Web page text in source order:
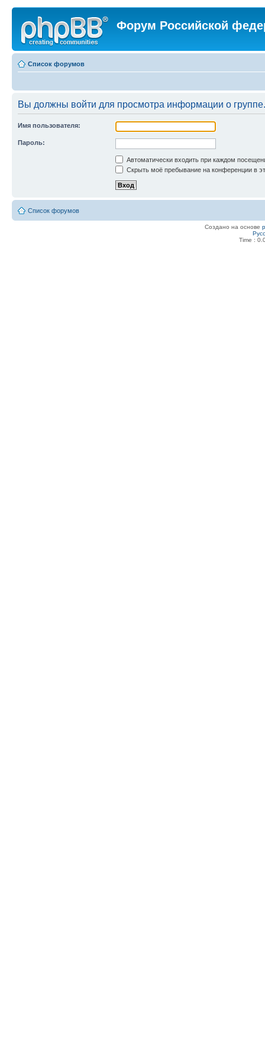
Форум Российской
Список форумов
Вы должны войти для просмотра информации о группе.
Имя пользователя:
Пароль:
Автоматически входить при каждом
Скрыть моё пребывание на конференции в
Список форумов
Создано на основе
Time :